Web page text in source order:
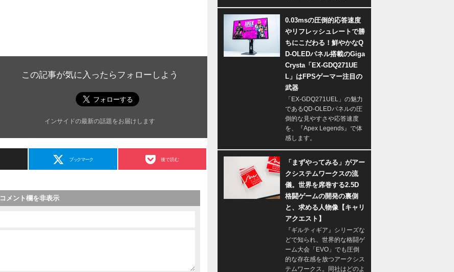
この記事が気に入ったらフォローしよう
インサイドの最新の話題をお届けします
ブックマーク 後で読む
コメント欄を非表示
0.03msの圧倒的応答速度
やリフレッシュレートで勝
ちにこだわる！鮮やかなQ
D-OLEDパネル搭載のGiga
Crysta「EX-GDQ271UE
L」はFPSゲーマー注目の
武器
「EX-GDQ271UEL」の魅力
であるQD-OLEDパネルの圧
倒的な見やすさや応答速度
を、『Apex Legends』で体
感します。
「まずやってみる」がアー
クシステムワークスの流
儀。世界を席巻する2.5D
格闘ゲームの開発の裏側
と、求める人物像【キャリ
アクエスト】
『ギルティギア』シリーズな
どで知られ、世界的な格闘ゲ
ーム大会「EVO」でも圧倒
的な存在感を放つアークシス
テムワークス。同社はどのよ